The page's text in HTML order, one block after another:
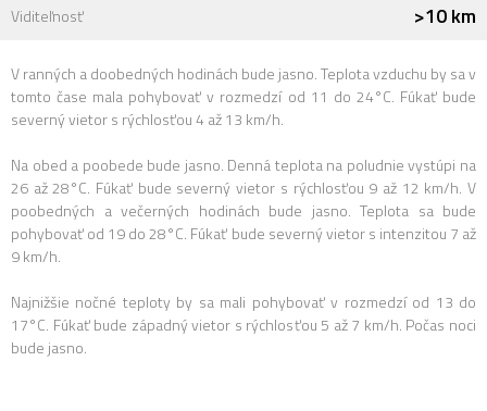
Viditeľnosť >10 km
V ranných a doobedných hodinách bude jasno. Teplota vzduchu by sa v
tomto čase mala pohybovať v rozmedzí od 11 do 24°C. Fúkať bude
severný vietor s rýchlosťou 4 až 13 km/h.
Na obed a poobede bude jasno. Denná teplota na poludnie vystúpi na
26 až 28°C. Fúkať bude severný vietor s rýchlosťou 9 až 12 km/h. V
poobedných a večerných hodinách bude jasno. Teplota sa bude
pohybovať od 19 do 28°C. Fúkať bude severný vietor s intenzitou 7 až
9 km/h.
Najnižšie nočné teploty by sa mali pohybovať v rozmedzí od 13 do
17°C. Fúkať bude západný vietor s rýchlosťou 5 až 7 km/h. Počas noci
bude jasno.